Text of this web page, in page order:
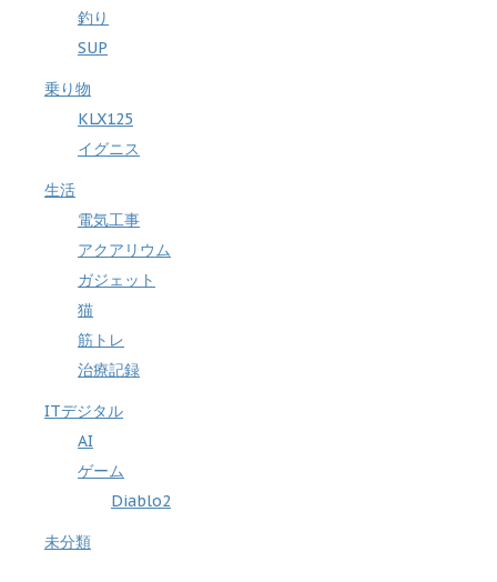
釣り
SUP
乗り物
KLX125
イグニス
生活
電気工事
アクアリウム
ガジェット
猫
筋トレ
治療記録
ITデジタル
AI
ゲーム
Diablo2
未分類